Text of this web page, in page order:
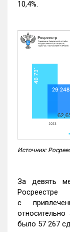
10,4%.
Источник:
За девять
с
было 57 267